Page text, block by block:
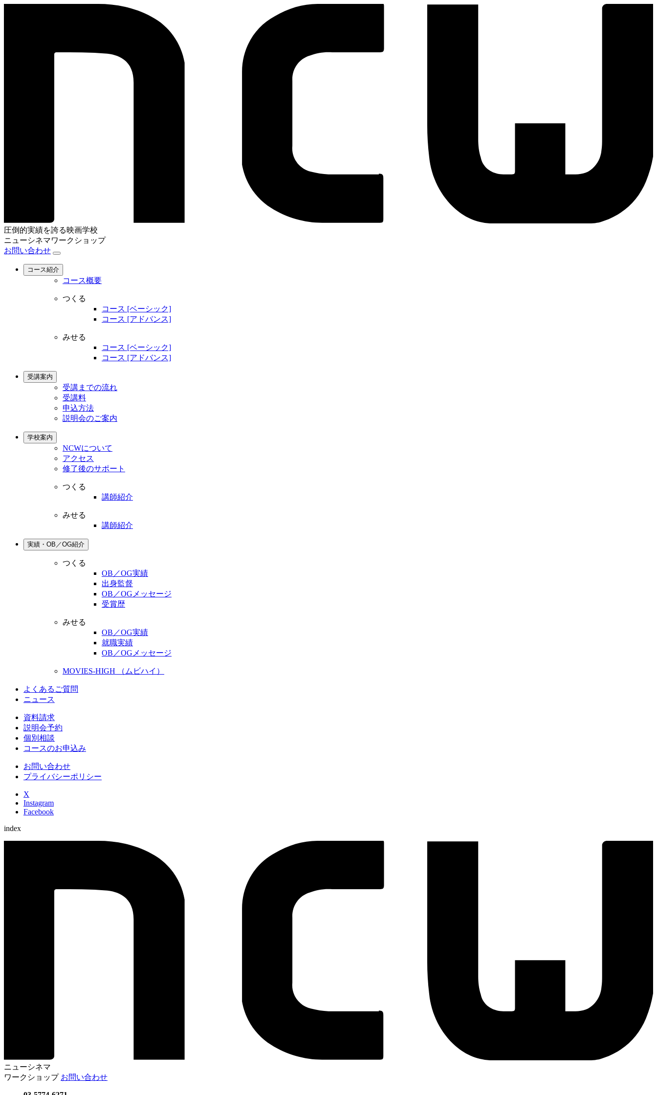
圧倒的実績を誇る映画学校
ニューシネマワークショップ
お問い合わせ
コース紹介
コース概要
つくる
コース [ベーシック]
コース [アドバンス]
みせる
コース [ベーシック]
コース [アドバンス]
受講案内
受講までの流れ
受講料
申込方法
説明会のご案内
学校案内
NCWについて
アクセス
修了後のサポート
つくる
講師紹介
みせる
講師紹介
実績・OB／OG紹介
つくる
OB／OG実績
出身監督
OB／OGメッセージ
受賞歴
みせる
OB／OG実績
就職実績
OB／OGメッセージ
MOVIES-HIGH （ムビハイ）
よくあるご質問
ニュース
資料請求
説明会予約
個別相談
コースのお申込み
お問い合わせ
プライバシーポリシー
X
Instagram
Facebook
index
ニューシネマ
ワークショップ お問い合わせ